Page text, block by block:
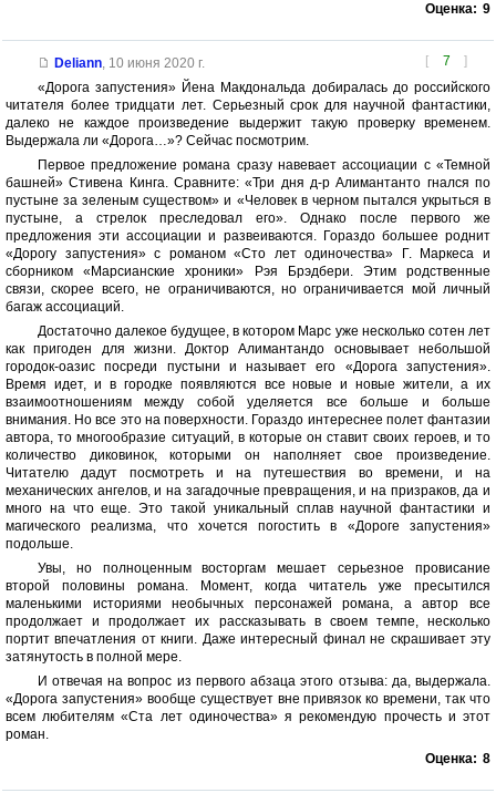
Оценка: 9
[ 7 ]
Deliann, 10 июня 2020 г.
«Дорога запустения» Йена Макдональда добиралась до российского
читателя более тридцати лет. Серьезный срок для научной фантастики,
далеко не каждое произведение выдержит такую проверку временем.
Выдержала ли «Дорога…»? Сейчас посмотрим.
Первое предложение романа сразу навевает ассоциации с «Темной
башней» Стивена Кинга. Сравните: «Три дня д-р Алимантанто гнался по
пустыне за зеленым существом» и «Человек в черном пытался укрыться в
пустыне, а стрелок преследовал его». Однако после первого же
предложения эти ассоциации и развеиваются. Гораздо большее роднит
«Дорогу запустения» с романом «Сто лет одиночества» Г. Маркеса и
сборником «Марсианские хроники» Рэя Брэдбери. Этим родственные
связи, скорее всего, не ограничиваются, но ограничивается мой личный
багаж ассоциаций.
Достаточно далекое будущее, в котором Марс уже несколько сотен лет
как пригоден для жизни. Доктор Алимантандо основывает небольшой
городок-оазис посреди пустыни и называет его «Дорога запустения».
Время идет, и в городке появляются все новые и новые жители, а их
взаимоотношениям между собой уделяется все больше и больше
внимания. Но все это на поверхности. Гораздо интереснее полет фантазии
автора, то многообразие ситуаций, в которые он ставит своих героев, и то
количество диковинок, которыми он наполняет свое произведение.
Читателю дадут посмотреть и на путешествия во времени, и на
механических ангелов, и на загадочные превращения, и на призраков, да и
много на что еще. Это такой уникальный сплав научной фантастики и
магического реализма, что хочется погостить в «Дороге запустения»
подольше.
Увы, но полноценным восторгам мешает серьезное провисание
второй половины романа. Момент, когда читатель уже пресытился
маленькими историями необычных персонажей романа, а автор все
продолжает и продолжает их рассказывать в своем темпе, несколько
портит впечатления от книги. Даже интересный финал не скрашивает эту
затянутость в полной мере.
И отвечая на вопрос из первого абзаца этого отзыва: да, выдержала.
«Дорога запустения» вообще существует вне привязок ко времени, так что
всем любителям «Ста лет одиночества» я рекомендую прочесть и этот
роман.
Оценка: 8